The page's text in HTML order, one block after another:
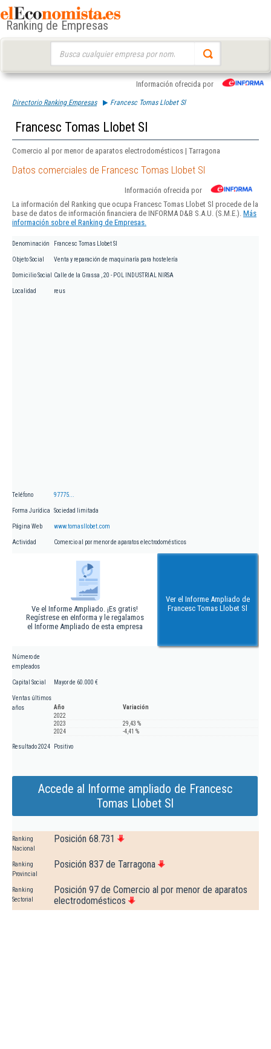
Ranking de Empresas
Información ofrecida por
Directorio Ranking Empresas Francesc Tomas Llobet Sl
Francesc Tomas Llobet Sl
Comercio al por menor de aparatos electrodomésticos | Tarragona
Datos comerciales de Francesc Tomas Llobet Sl
Información ofrecida por
La información del Ranking que ocupa Francesc Tomas Llobet Sl procede de la
base de datos de información financiera de INFORMA D&B S.A.U. (S.M.E.). Más
información sobre el Ranking de Empresas.
Denominación Francesc Tomas Llobet Sl
Objeto Social Venta y reparación de maquinaría para hostelería
Domicilio Social Calle de la Grassa , 20 - POL INDUSTRIAL NIRSA
Localidad reus
Teléfono 97775...
Forma Jurídica Sociedad limitada
Página Web www.tomasllobet.com
Actividad Comercio al por menor de aparatos electrodomésticos
Ve el Informe Ampliado. ¡Es gratis!
Regístrese en eInforma y le regalamos
el Informe Ampliado de esta empresa
Ver el Informe Ampliado de
Francesc Tomas Llobet Sl
Número de
empleados
Capital Social Mayor de 60.000 €
Ventas últimos
años
Año
Variación
2022
2023
29,43 %
2024
-4,41 %
Resultado 2024 Positivo
Accede al Informe ampliado de Francesc
Tomas Llobet Sl
Ranking
Nacional
Posición 68.731
Ranking
Provincial
Posición 837 de Tarragona
Ranking
Sectorial
Posición 97 de Comercio al por menor de aparatos
electrodomésticos